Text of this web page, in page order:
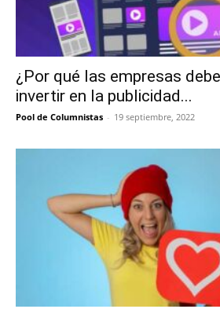
¿Por qué las empresas
invertir en la publicidad...
Pool de Columnistas - 19 septiembre, 2022